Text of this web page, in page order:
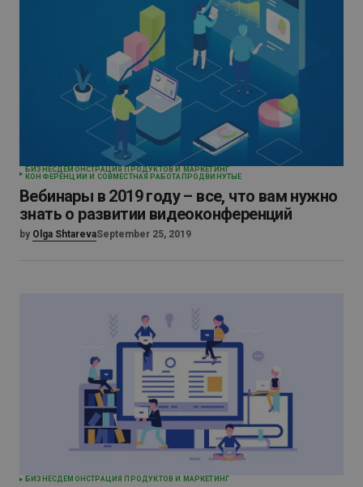
БИЗНЕСДЕМОНСТРАЦИЯ ПРОДУКТОВ И МАРКЕТИНГ
КОНФЕРЕНЦИИ И СОВМЕСТНАЯ РАБОТА ПРОДВИНУТЫЕ
Вебинары в 2019 году – все, что вам нужно
знать о развитии видеоконференций
by Olga ShtarevaSeptember 25, 2019
БИЗНЕСДЕМОНСТРАЦИЯ ПРОДУКТОВ И МАРКЕТИНГ